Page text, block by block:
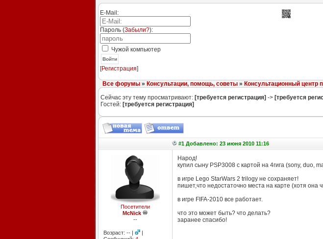
E-Mail:
Пароль (Забыли?):
Чужой компьютер
Войти
[Регистрация]
Все форумы» Консультации, помощь, советы» Консультационный центр
Сейчас эту тему просматривают: [требуется регистрация] -> [требуется
Гостей: [требуется регистрация]
#1 Добавлено: 23 июня 2010 11:16
Посетители
McNick
--
Возраст: -- |
|
Народ!
купил сыну PSP3008 с картой на 4гига (sony, duo,
в игре Lego StarWars 2 trilogy не сохраняет!
пишет,что недостаточно места на карте (хотя она
в игре FIFA-2010 все работает.
что это может быть? что делать?
заранее спасибо!